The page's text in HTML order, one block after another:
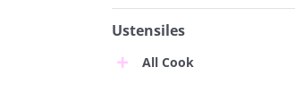
Ustensiles
All Cook